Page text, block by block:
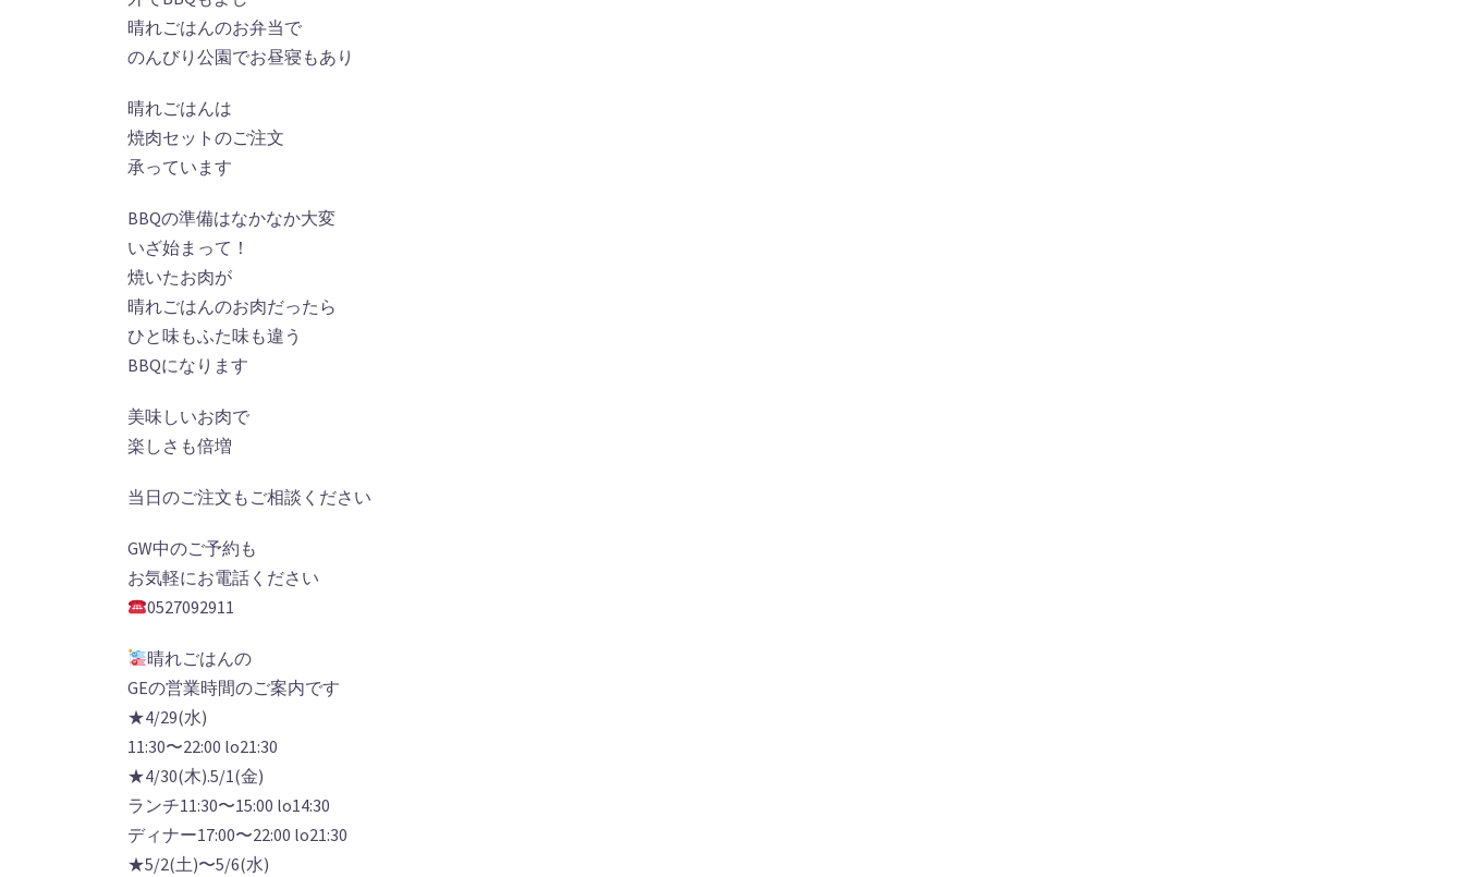
晴れごはんのお弁当で
のんびり公園でお昼寝もあり
晴れごはんは
焼肉セットのご注文
承っています
BBQの準備はなかなか大変
いざ始まって！
焼いたお肉が
晴れごはんのお肉だったら
ひと味もふた味も違う
BBQになります
美味しいお肉で
楽しさも倍増
当日のご注文もご相談ください
GW中のご予約も
お気軽にお電話ください
0527092911
晴れごはんの
GEの営業時間のご案内です
★4/29(水)
11:30〜22:00 lo21:30
★4/30(木).5/1(金)
ランチ11:30〜15:00 lo14:30
ディナー17:00〜22:00 lo21:30
★5/2(土)〜5/6(水)